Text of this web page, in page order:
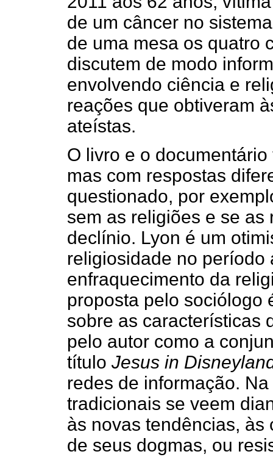
de um câncer no
de uma mesa os quatro
discutem de modo
envolvendo ciência e
reações que obtiveram
ateístas.
O livro e o
mas com respostas
questionado, por
sem as religiões e se
declínio. Lyon é um
religiosidade no período
enfraquecimento da
proposta pelo sociólogo
sobre as características
pelo autor como a
título Jesus in
redes de informação.
tradicionais se veem
às novas tendências,
de seus dogmas, ou